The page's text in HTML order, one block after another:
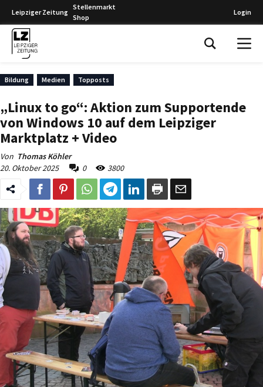
Leipziger Zeitung
Stellenmarkt
Shop
Login
Bildung Medien Topposts
„Linux to go“: Aktion zum Supportende
von Windows 10 auf dem Leipziger
Marktplatz + Video
Von Thomas Köhler
20. Oktober 2025
0 3800